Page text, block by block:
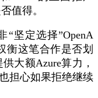
值得。
“坚定选择”OpenA
衡这笔合作是否划
大额Azure算力，
担心如果拒绝继续